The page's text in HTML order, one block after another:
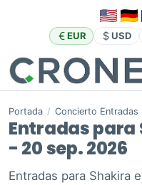
EUR USD
Portada / Concierto Entradas
Entradas para
- 20 sep. 2026
Entradas para Shakira